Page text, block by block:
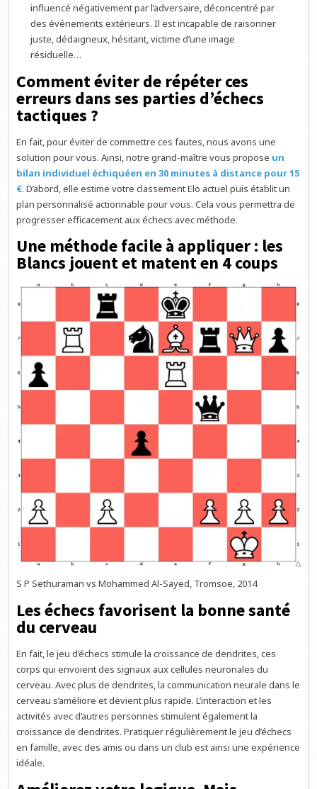
influencé négativement par l’adversaire, déconcentré par
des événements extérieurs. Il est incapable de raisonner
juste, dédaigneux, hésitant, victime d’une image
résiduelle…
Comment éviter de répéter ces
erreurs dans ses parties d’échecs
tactiques ?
En fait, pour éviter de commettre ces fautes, nous avons une
solution pour vous. Ainsi, notre grand-maître vous propose un
bilan individuel échiquéen en 30 minutes à distance pour 15
€. D’abord, elle estime votre classement Elo actuel puis établit un
plan personnalisé actionnable pour vous. Cela vous permettra de
progresser efficacement aux échecs avec méthode.
Une méthode facile à appliquer : les
Blancs jouent et matent en 4 coups
S P Sethuraman vs Mohammed Al-Sayed, Tromsoe, 2014
Les échecs favorisent la bonne santé
du cerveau
En fait, le jeu d’échecs stimule la croissance de dendrites, ces
corps qui envoient des signaux aux cellules neuronales du
cerveau. Avec plus de dendrites, la communication neurale dans le
cerveau s’améliore et devient plus rapide. L’interaction et les
activités avec d’autres personnes stimulent également la
croissance de dendrites. Pratiquer régulièrement le jeu d’échecs
en famille, avec des amis ou dans un club est ainsi une expérience
idéale.